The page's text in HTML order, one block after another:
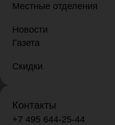
Местные отделения
Новости
Газета
Скидки
Контакты
+7 495 644-25-44